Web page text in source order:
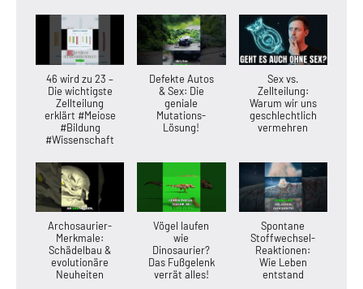
46 wird zu 23 –
Die wichtigste
Zellteilung
erklärt #Meiose
#Bildung
#Wissenschaft
Defekte Autos
& Sex: Die
geniale
Mutations-
Lösung!
Sex vs.
Zellteilung:
Warum wir uns
geschlechtlich
vermehren
Archosaurier-
Merkmale:
Schädelbau &
evolutionäre
Neuheiten
Vögel laufen
wie
Dinosaurier?
Das Fußgelenk
verrät alles!
Spontane
Stoffwechsel-
Reaktionen:
Wie Leben
entstand